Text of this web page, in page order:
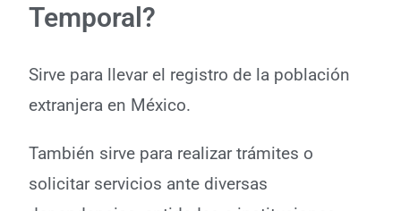
Temporal?
Sirve para llevar el registro de la población
extranjera en México.
También sirve para realizar trámites o
solicitar servicios ante diversas